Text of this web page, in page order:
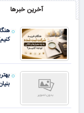
آخرین خبرها